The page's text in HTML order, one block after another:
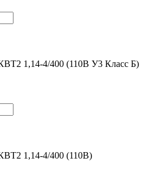
1,14-4/400 (110В У3 Класс Б)
1,14-4/400 (110В)